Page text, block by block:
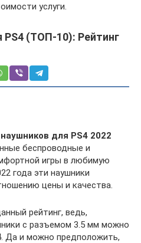
услуги.
(ТОП-10): Рейтинг
для PS4 2022
беспроводные и
игры в любимую
года эти наушники
цены и качества.
рейтинг, ведь,
с разъемом 3.5 мм можно
Да и можно предположить,